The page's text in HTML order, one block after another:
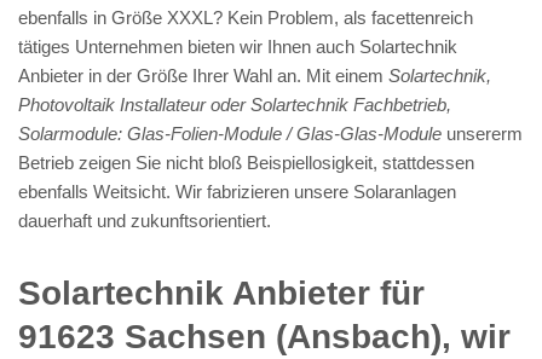
ebenfalls in Größe XXXL? Kein Problem, als facettenreich
tätiges Unternehmen bieten wir Ihnen auch Solartechnik
Anbieter in der Größe Ihrer Wahl an. Mit einem Solartechnik,
Photovoltaik Installateur oder Solartechnik Fachbetrieb,
Solarmodule: Glas-Folien-Module / Glas-Glas-Module unsererm
Betrieb zeigen Sie nicht bloß Beispiellosigkeit, stattdessen
ebenfalls Weitsicht. Wir fabrizieren unsere Solaranlagen
dauerhaft und zukunftsorientiert.
Solartechnik Anbieter für
91623 Sachsen (Ansbach), wir